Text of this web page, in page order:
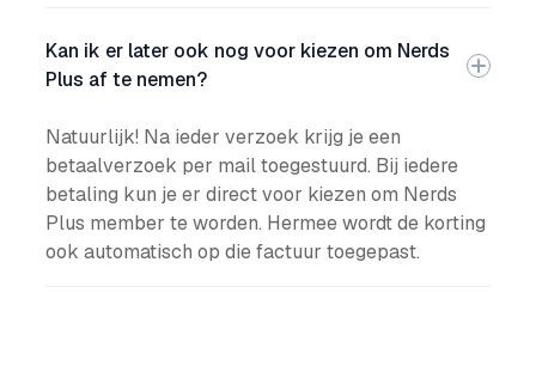
Kan ik er later ook nog voor kiezen om Nerds
Plus af te nemen?
Natuurlijk! Na ieder verzoek krijg je een
betaalverzoek per mail toegestuurd. Bij iedere
betaling kun je er direct voor kiezen om Nerds
Plus member te worden. Hermee wordt de korting
ook automatisch op die factuur toegepast.